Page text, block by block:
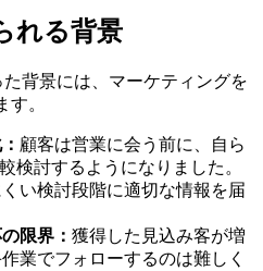
れる背景
背景には、マーケティングを
。
顧客は営業に会う前に、自ら
検討するようになりました。
い検討段階に適切な情報を届
限界： 獲得した見込み客が増
業でフォローするのは難しく